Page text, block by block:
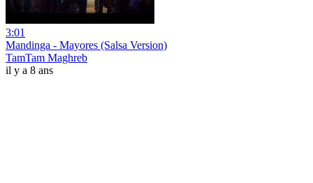
3:01
Mandinga - Mayores (Salsa Version)
TamTam Maghreb
il y a 8 ans